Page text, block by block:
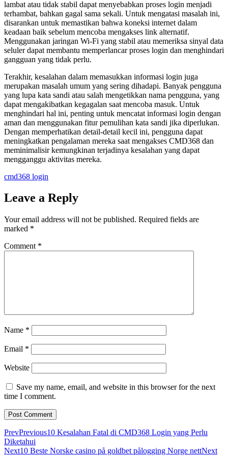
lambat atau tidak stabil dapat menyebabkan proses login menjadi
terhambat, bahkan gagal sama sekali. Untuk mengatasi masalah ini,
disarankan untuk memastikan bahwa koneksi internet dalam
keadaan baik sebelum mencoba mengakses link alternatif.
Menggunakan jaringan Wi-Fi yang stabil atau memeriksa sinyal data
seluler dapat membantu memperlancar proses login dan menghindari
gangguan yang tidak perlu.
Terakhir, kesalahan dalam memasukkan informasi login juga
merupakan masalah umum yang sering dihadapi. Banyak pengguna
yang lupa kata sandi atau salah mengetikkan nama pengguna, yang
dapat mengakibatkan kegagalan saat mencoba masuk. Untuk
menghindari hal ini, penting untuk mencatat informasi login dengan
aman dan menggunakan fitur pemulihan kata sandi jika diperlukan.
Dengan memperhatikan detail-detail kecil ini, pengguna dapat
meningkatkan pengalaman mereka saat mengakses CMD368 dan
meminimalisir kemungkinan terjadinya kesalahan yang dapat
mengganggu aktivitas mereka.
cmd368 login
Leave a Reply
Your email address will not be published. Required fields are
marked *
Comment *
Name *
Email *
Website
Save my name, email, and website in this browser for the next
time I comment.
PrevPrevious10 Kesalahan Fatal di CMD368 Login yang Perlu
Diketahui
Next10 Beste Norske casino på goldbet pålogging Norge nettNext